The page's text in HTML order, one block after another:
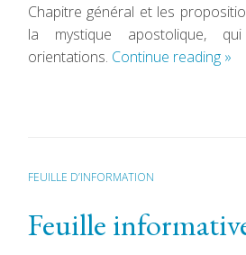
Chapitre général et les
la mystique apostolique,
orientations. Continue reading »
FEUILLE D’INFORMATION
Feuille